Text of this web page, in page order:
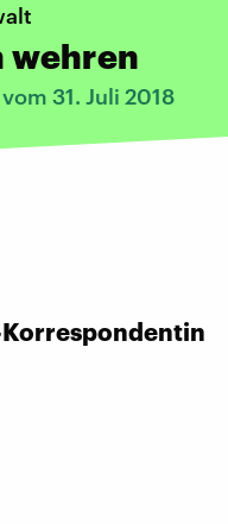
wehren
31. Juli 2018